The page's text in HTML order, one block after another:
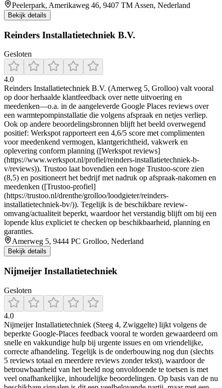
Peelerpark, Amerikaweg 46, 9407 TM Assen, Nederland
Bekijk details
Reinders Installatietechniek B.V.
Gesloten
4.0
Reinders Installatietechniek B.V. (Amerweg 5, Grolloo) valt vooral
op door herhaalde klantfeedback over nette uitvoering en
meedenken—o.a. in de aangeleverde Google Places reviews over
een warmtepompinstallatie die volgens afspraak en netjes verliep.
Ook op andere beoordelingsbronnen blijft het beeld overwegend
positief: Werkspot rapporteert een 4,6/5 score met complimenten
voor meedenkend vermogen, klantgerichtheid, vakwerk en
oplevering conform planning ([Werkspot reviews]
(https://www.werkspot.nl/profiel/reinders-installatietechniek-b-
v/reviews)). Trustoo laat bovendien een hoge Trustoo-score zien
(8,5) en positioneert het bedrijf met nadruk op afspraak-nakomen en
meedenken ([Trustoo-profiel]
(https://trustoo.nl/drenthe/grolloo/loodgieter/reinders-
installatietechniek-bv/)). Tegelijk is de beschikbare review-
omvang/actualiteit beperkt, waardoor het verstandig blijft om bij een
lopende klus expliciet te checken op beschikbaarheid, planning en
garanties.
Amerweg 5, 9444 PC Grolloo, Nederland
Bekijk details
Nijmeijer Installatietechniek
Gesloten
4.0
Nijmeijer Installatietechniek (Steeg 4, Zwiggelte) lijkt volgens de
beperkte Google-Places feedback vooral te worden gewaardeerd om
snelle en vakkundige hulp bij urgente issues en om vriendelijke,
correcte afhandeling. Tegelijk is de onderbouwing nog dun (slechts
5 reviews totaal en meerdere reviews zonder tekst), waardoor de
betrouwbaarheid van het beeld nog onvoldoende te toetsen is met
veel onafhankelijke, inhoudelijke beoordelingen. Op basis van de nu